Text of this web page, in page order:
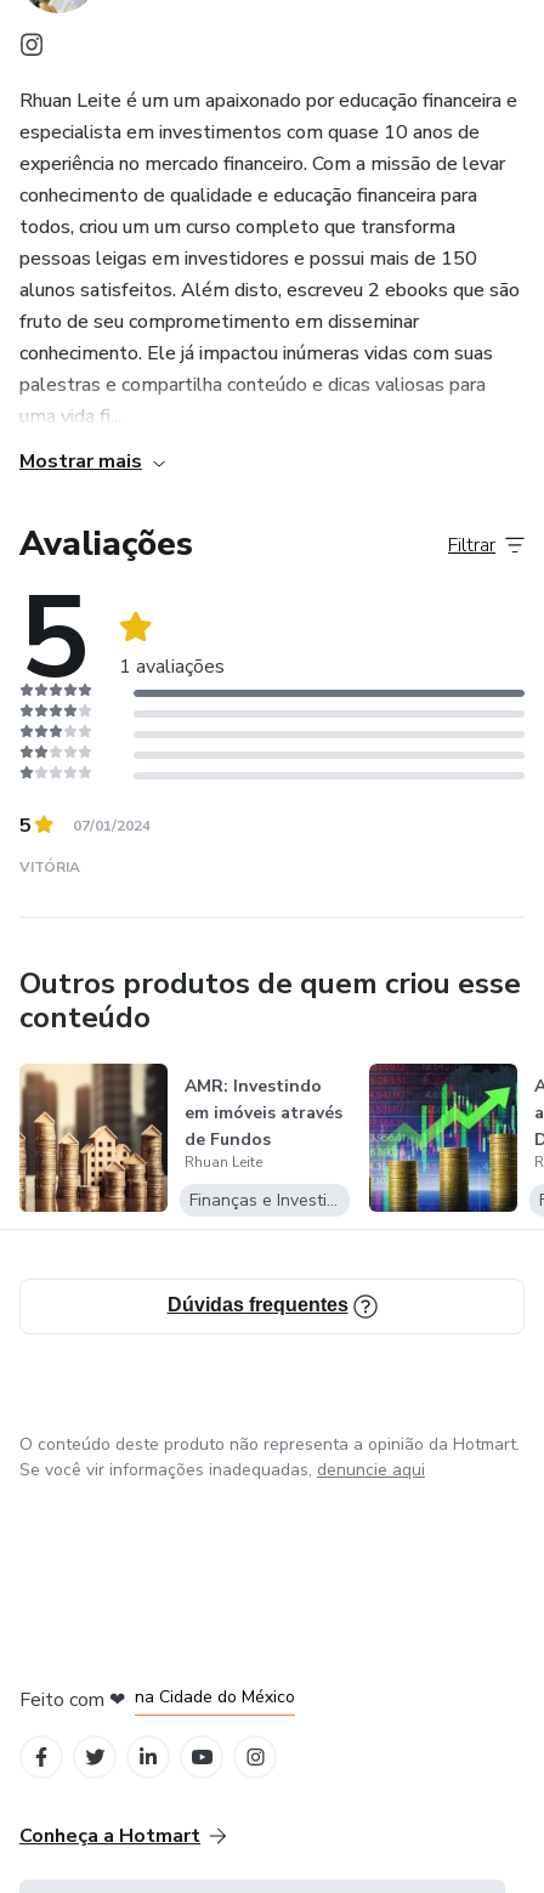
Rhuan Leite é um um apaixonado por educação financeira e
especialista em investimentos com quase 10 anos de
experiência no mercado financeiro. Com a missão de levar
conhecimento de qualidade e educação financeira para
todos, criou um um curso completo que transforma
pessoas leigas em investidores e possui mais de 150
alunos satisfeitos. Além disto, escreveu 2 ebooks que são
fruto de seu comprometimento em disseminar
conhecimento. Ele já impactou inúmeras vidas com suas
palestras e compartilha conteúdo e dicas valiosas para
uma vida fi...
Mostrar mais
Avaliações
5 1 avaliações
Filtrar
5 07/01/2024
VITÓRIA
Outros produtos de quem criou esse
conteúdo
AMR: Investindo
em imóveis através
de Fundos
Imobiliários
Rhuan Leite
Finanças e Investimentos
Dúvidas frequentes
O conteúdo deste produto não representa a opinião da Hotmart.
Se você vir informações inadequadas, denuncie aqui
Feito com ❤ na Cidade do México
Conheça a Hotmart